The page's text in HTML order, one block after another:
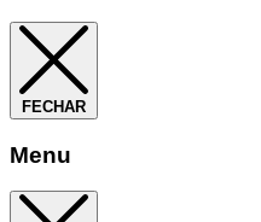
FECHAR
Menu